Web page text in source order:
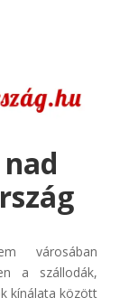
városában
a szállodák,
kínálata között